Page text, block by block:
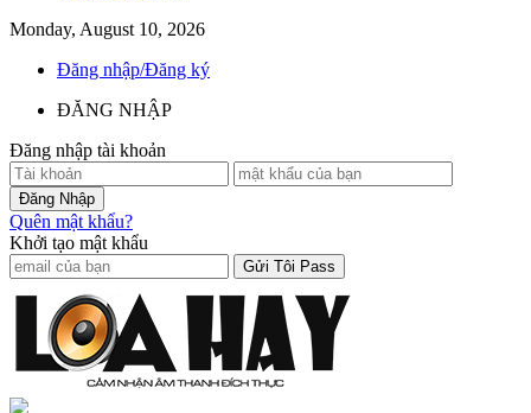
Monday, August 10, 2026
Đăng nhập/Đăng ký
ĐĂNG NHẬP
Đăng nhập tài khoản
Quên mật khẩu?
Khởi tạo mật khẩu